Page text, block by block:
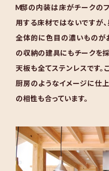
Ｍ邸の内装は床がチークの
用する床材ではないですが
全体的に色目の濃いものが
の収納の建具にもチークを
天板も全てステンレスです
厨房のようなイメージに仕
の相性も合っています。